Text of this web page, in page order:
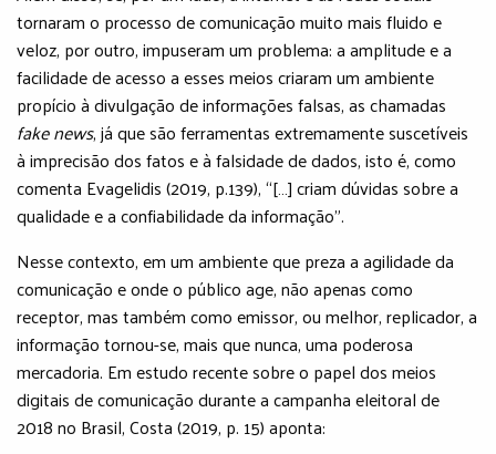
tornaram o processo de comunicação muito mais fluido e
veloz, por outro, impuseram um problema: a amplitude e a
facilidade de acesso a esses meios criaram um ambiente
propício à divulgação de informações falsas, as chamadas
fake news, já que são ferramentas extremamente suscetíveis
à imprecisão dos fatos e à falsidade de dados, isto é, como
comenta Evagelidis (2019, p.139), “[…] criam dúvidas sobre a
qualidade e a confiabilidade da informação”.
Nesse contexto, em um ambiente que preza a agilidade da
comunicação e onde o público age, não apenas como
receptor, mas também como emissor, ou melhor, replicador, a
informação tornou-se, mais que nunca, uma poderosa
mercadoria. Em estudo recente sobre o papel dos meios
digitais de comunicação durante a campanha eleitoral de
2018 no Brasil, Costa (2019, p. 15) aponta: